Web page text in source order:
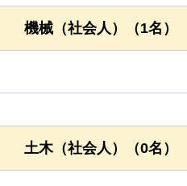
機械（社会人）（1名）
土木（社会人）（0名）